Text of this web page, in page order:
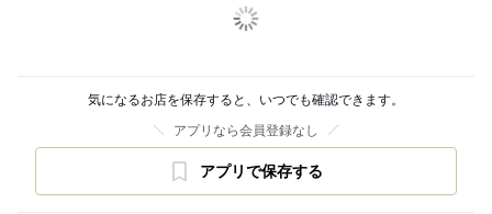
気になるお店を保存すると、いつでも確認できます。
アプリなら会員登録なし
アプリで保存する